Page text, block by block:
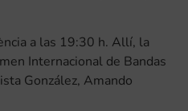
a las 19:30 h. Allí, la
Internacional de Bandas
González, Amando